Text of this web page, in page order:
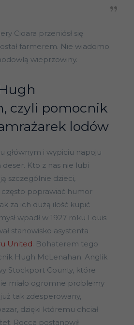
Cioara przeniósł się
farmerem. Nie wiadomo
wieprzowiny.
czyli pomocnik
lodów
głównym i wypiciu napoju
deser. Kto z nas nie lubi
szczególnie dzieci,
poprawiać humor
za ich dużą ilość kupić
wpadł w 1927 roku Louis
stanowisko asystenta
United. Bohaterem tego
Hugh McLenahan. Anglik
Stockport County, które
miało ogromne problemy
tak zdesperowany,
dzięki któremu chciał
Rocca postanowił